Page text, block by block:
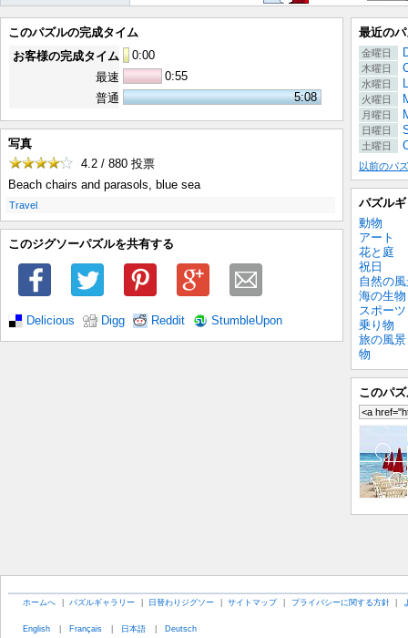
このパズルの完成タイム
お客様の完成タイム
0:00
最速
0:55
普通
5:08
写真
4.2 / 880 投票
Beach chairs and parasols, blue sea
Travel
このジグソーパズルを共有する
Delicious Digg Reddit StumbleUpon
最近の
金曜日
木曜日
水曜日
火曜日
月曜日
日曜日
土曜日
以前のパ
パズル
動物
アート
花と庭
祝日
自然の
海の生物
スポーツ
乗り物
旅の風景
物
このパ
ホームへ | パズルギャラリー | 日替わりジグソー | サイトマップ | プライバシーに関する方針 |
English | Français | 日本語 | Deutsch